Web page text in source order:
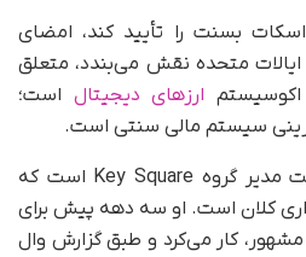
بسنت را تأیید کند، امضای
متحده نقش می‌بندد، متعلق
ارزهای دیجیتال است؛
سیستم مالی سنتی است.
، بسنت مدیر گروه Key Square است که
کلان است. او سه دهه پیش برای
کار می‌کرد و طبق گزارش وال